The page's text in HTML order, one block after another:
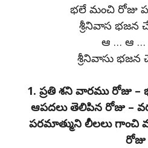
భలే మంచి రోజు
శ్రీనివాస భజన
ఆ … ఆ …
శ్రీనివాసు భజన
1. ప్రతి శని వారము రోజు –
ఆపదలు తెలిపిన రోజు –
పరమాత్ముని లీలలు గాంచి
రోజు